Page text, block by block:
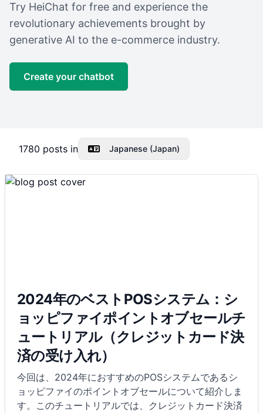
Try HeiChat for free and experience the
revolutionary achievements brought by
generative AI to the e-commerce industry.
Create your chatbot
1780 posts in Japanese (Japan)
2024年のベストPOSシステム：シ
ョッピファイポイントオブセールチ
ュートリアル（クレジットカード決
済の受け入れ）
今回は、2024年におすすめのPOSシステムであるシ
ョッピファイのポイントオブセールについて紹介しま
す。このチュートリアルでは、クレジットカード決済